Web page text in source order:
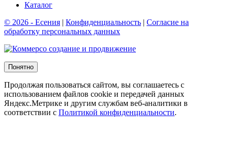
Каталог
© 2026 - Есения | Конфиденциальность | Согласие на
обработку персональных данных
создание и продвижение
Понятно
Продолжая пользоваться сайтом, вы соглашаетесь с
использованием файлов cookie и передачей данных
Яндекс.Метрике и другим службам веб-аналитики в
соответствии с Политикой конфиденциальности.